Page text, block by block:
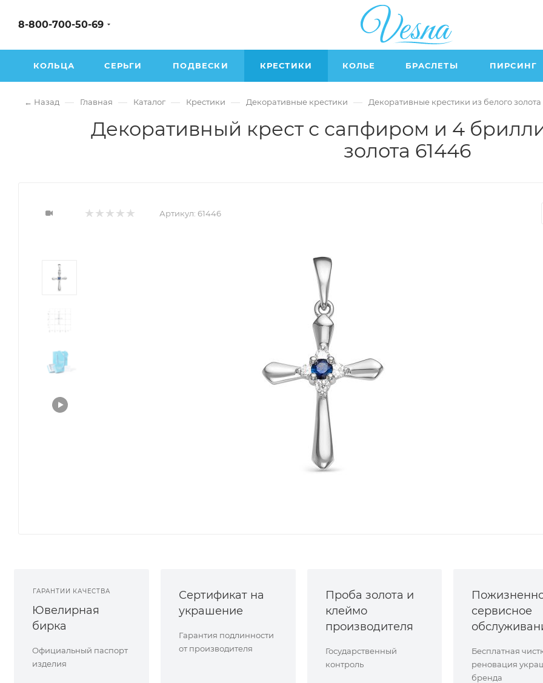
8-800-700-50-69
КОЛЬЦА СЕРЬГИ ПОДВЕСКИ КРЕСТИКИ КОЛЬЕ БРАСЛЕТЫ ПИРСИНГ
← Назад — Главная — Каталог — Крестики — Декоративные крестики — Декоративные крестики из белого золота
Декоративный крест с сапфиром и 4
золота 61446
Артикул: 61446
ГАРАНТИИ КАЧЕСТВА
Ювелирная
бирка
Официальный паспорт
изделия
Сертификат на
украшение
Гарантия подлинности
от производителя
Проба золота и
клеймо
производителя
Государственный
контроль
сервисное
Бесплатная
реновация
бренда